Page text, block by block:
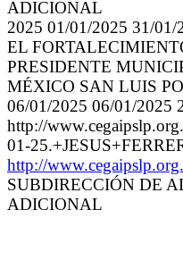
ADICIONAL
2025 01/01/2025 31/
EL
PRESIDENTE
MÉXICO SAN LUIS
06/01/2025 06/01/2025
http://
01-
http://
SUBDIRECCIÓN DE
ADICIONAL